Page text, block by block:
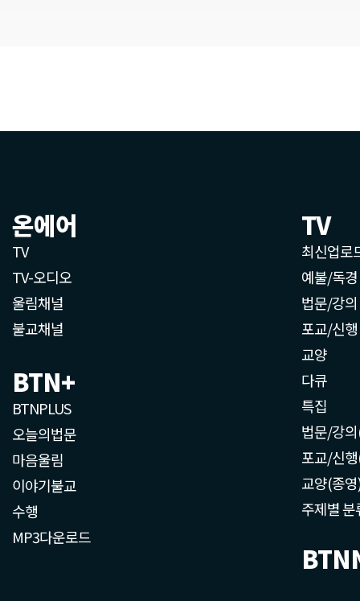
온에어
TV
TV-오디오
울림채널
불교채널
BTN+
BTNPLUS
오늘의법문
마음울림
이야기불교
수행
MP3다운로드
TV
최신업로
예불/독경
법문/강의
포교/신행
교양
다큐
특집
법문/강
포교/신
교양(종
주제별 분